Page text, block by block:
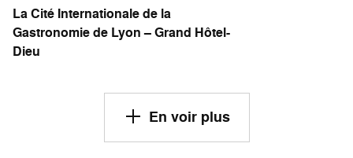
La Cité Internationale de la
Gastronomie de Lyon – Grand Hôtel-
Dieu
En voir plus